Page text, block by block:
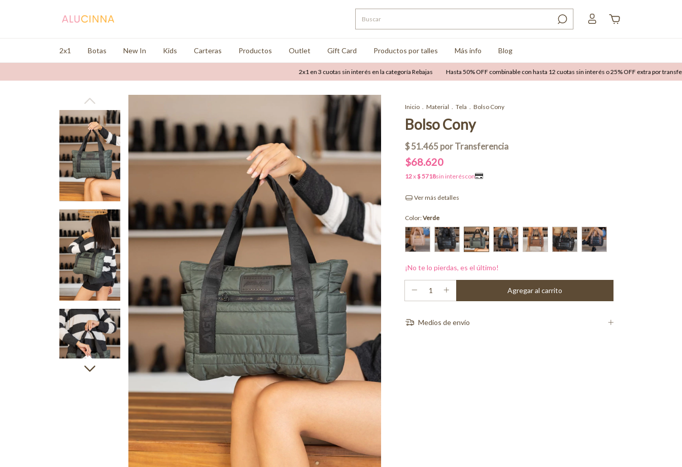
2x1 Botas New In Kids Carteras Productos Outlet Gift Card Productos por talles Más info Blog
2x1 en 3 cuotas sin interés en la categoría Rebajas Hasta 50% OFF combinable con hasta 12 cuotas sin interés o 25% OFF extra por
Inicio . Material . Tela . Bolso Cony
Bolso Cony
$68.620
Ver más detalles
Color:Verde
¡No te lo pierdas, es el último!
Medios de envío